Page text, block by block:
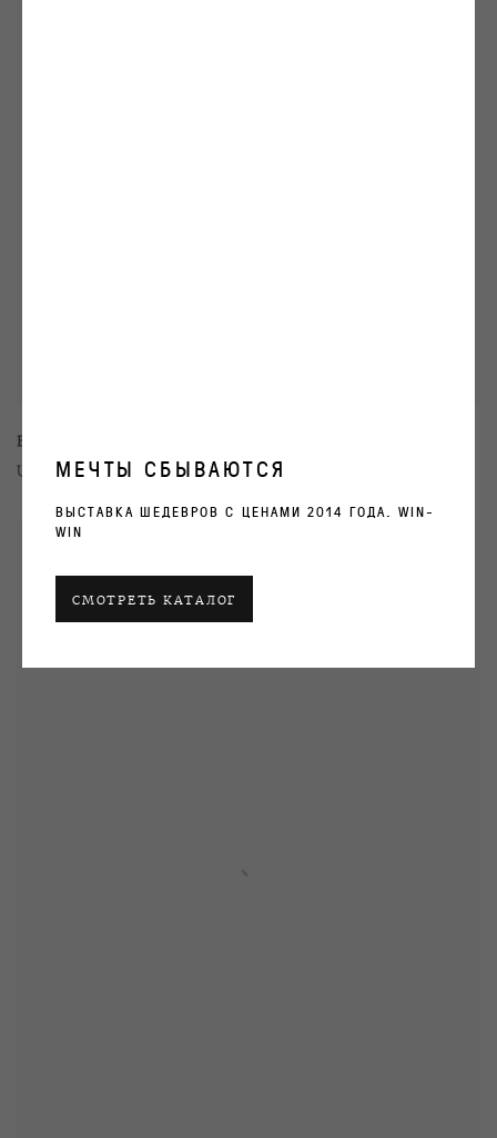
Egor Koshelev
Untitled ,2010
МЕЧТЫ СБЫВАЮТСЯ
ВЫСТАВКА ШЕДЕВРОВ С ЦЕНАМИ 2014 ГОДА. WIN-
WIN
СМОТРЕТЬ КАТАЛОГ